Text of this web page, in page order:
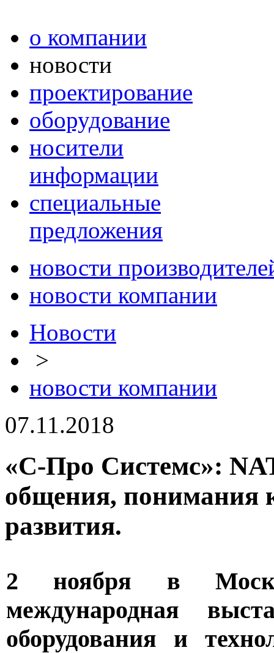
о компании
новости
проектирование
оборудование
носители
информации
специальные
предложения
новости
новости компании
Новости
>
новости компании
07.11.2018
«С-Про Системс»:
общения, понимания
развития.
2 ноября в
международная
оборудования и